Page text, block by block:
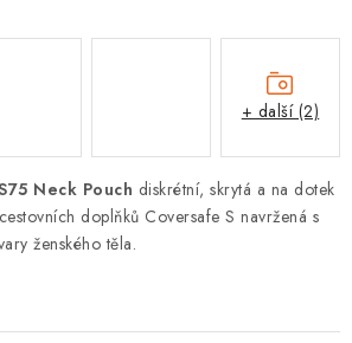
Neck Pouch diskrétní, skrytá a na dotek
doplňků Coversafe S navržená s
ženského těla.
+ další (2)